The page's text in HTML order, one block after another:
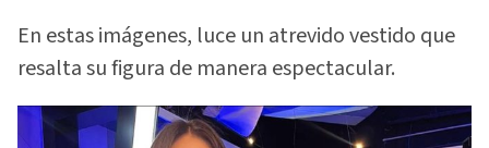
En estas imágenes, luce un atrevido vestido que
resalta su figura de manera espectacular.